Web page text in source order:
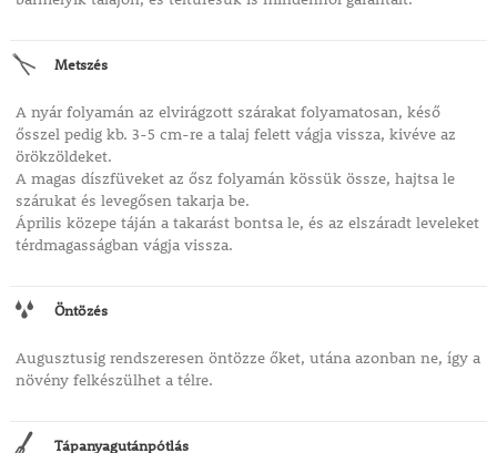
Metszés
A nyár folyamán az elvirágzott szárakat folyamatosan, késő
ősszel pedig kb. 3-5 cm-re a talaj felett vágja vissza, kivéve az
örökzöldeket.
A magas díszfüveket az ősz folyamán kössük össze, hajtsa le
szárukat és levegősen takarja be.
Április közepe táján a takarást bontsa le, és az elszáradt leveleket
térdmagasságban vágja vissza.
Öntözés
Augusztusig rendszeresen öntözze őket, utána azonban ne, így a
növény felkészülhet a télre.
Tápanyagutánpótlás